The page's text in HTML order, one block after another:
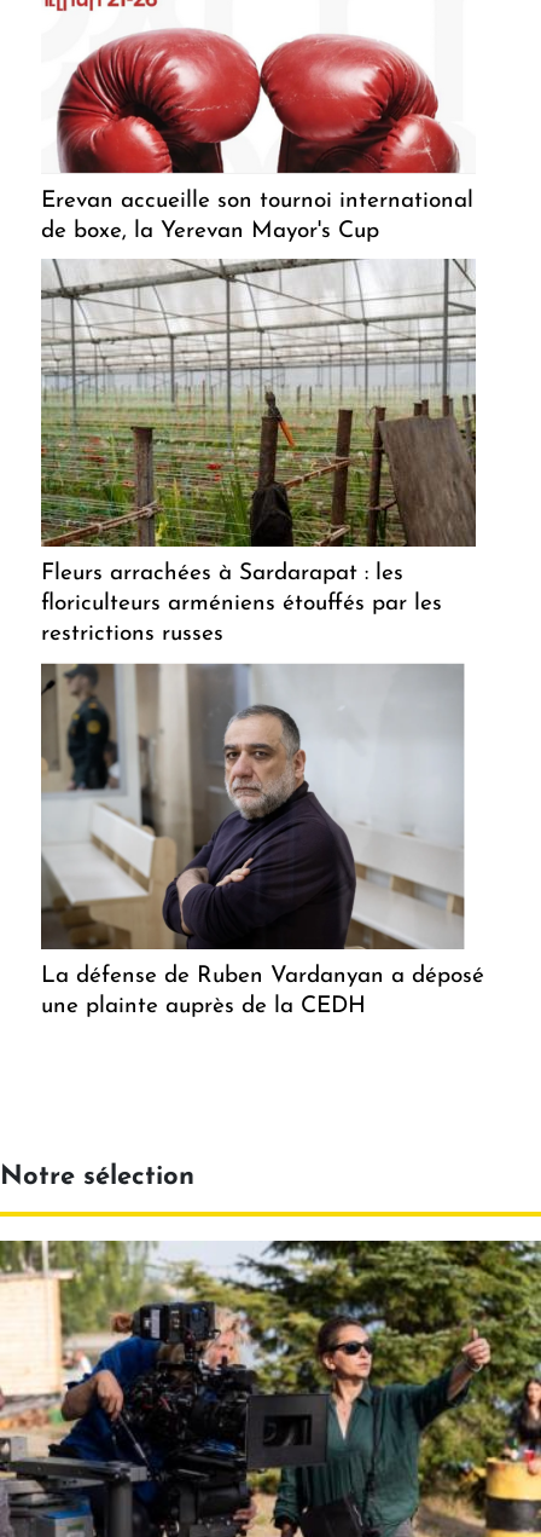
Erevan accueille son tournoi international
de boxe, la Yerevan Mayor's Cup
Fleurs arrachées à Sardarapat : les
floriculteurs arméniens étouffés par les
restrictions russes
La défense de Ruben Vardanyan a déposé
une plainte auprès de la CEDH
Notre sélection